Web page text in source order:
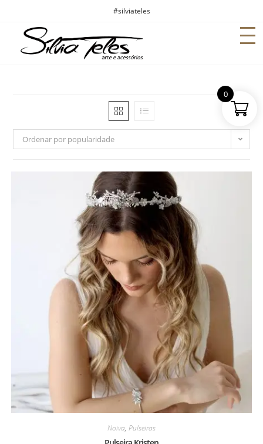
#silviateles
Ordenar por popularidade
Noiva, Pulseiras
0